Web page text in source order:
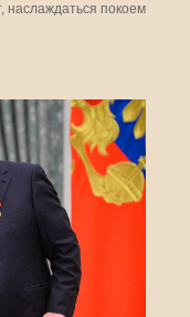
наслаждаться покоем